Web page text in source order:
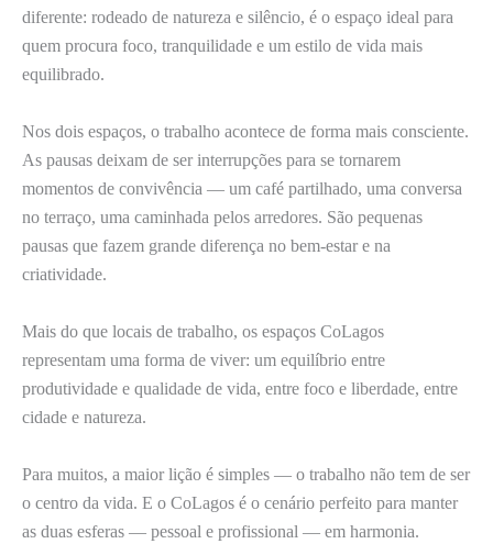
diferente: rodeado de natureza e silêncio, é o espaço ideal para
quem procura foco, tranquilidade e um estilo de vida mais
equilibrado.
Nos dois espaços, o trabalho acontece de forma mais consciente.
As pausas deixam de ser interrupções para se tornarem
momentos de convivência — um café partilhado, uma conversa
no terraço, uma caminhada pelos arredores. São pequenas
pausas que fazem grande diferença no bem-estar e na
criatividade.
Mais do que locais de trabalho, os espaços CoLagos
representam uma forma de viver: um equilíbrio entre
produtividade e qualidade de vida, entre foco e liberdade, entre
cidade e natureza.
Para muitos, a maior lição é simples — o trabalho não tem de ser
o centro da vida. E o CoLagos é o cenário perfeito para manter
as duas esferas — pessoal e profissional — em harmonia.